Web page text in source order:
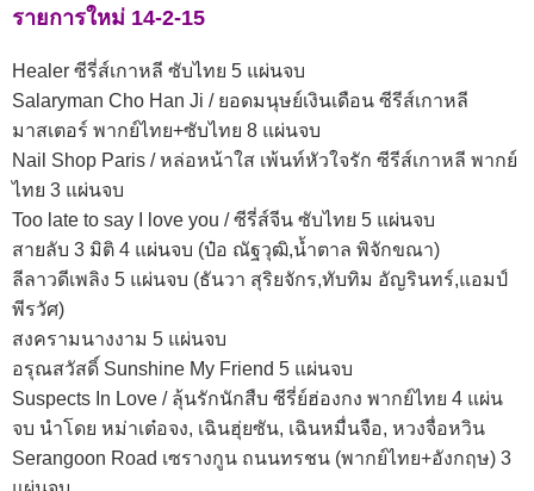
รายการใหม่ 14-2-15
Healer ซีรี่ส์เกาหลี ซับไทย 5 แผ่นจบ
Salaryman Cho Han Ji / ยอดมนุษย์เงินเดือน ซีรีส์เกาหลี
มาสเตอร์ พากย์ไทย+ซับไทย 8 แผ่นจบ
Nail Shop Paris / หล่อหน้าใส เพ้นท์หัวใจรัก ซีรีส์เกาหลี พากย์
ไทย 3 แผ่นจบ
Too late to say I love you / ซีรี่ส์จีน ซับไทย 5 แผ่นจบ
สายลับ 3 มิติ 4 แผ่นจบ (ป๋อ ณัฐวุฒิ,น้ำตาล พิจักขณา)
ลีลาวดีเพลิง 5 แผ่นจบ (ธันวา สุริยจักร,ทับทิม อัญรินทร์,แอมป์
พีรวัศ)
สงครามนางงาม 5 แผ่นจบ
อรุณสวัสดิ์ Sunshine My Friend 5 แผ่นจบ
Suspects In Love / ลุ้นรักนักสืบ ซีรี่ย์ฮ่องกง พากย์ไทย 4 แผ่น
จบ นำโดย หม่าเต๋อจง, เฉินฮุ่ยซัน, เฉินหมื่นจือ, หวงจื่อหวิน
Serangoon Road เซรางกูน ถนนทรชน (พากย์ไทย+อังกฤษ) 3